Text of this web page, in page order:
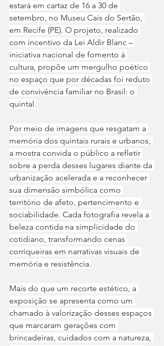
estará em cartaz de 16 a 30 de
setembro, no Museu Cais do Sertão,
em Recife (PE). O projeto, realizado
com incentivo da Lei Aldir Blanc –
iniciativa nacional de fomento à
cultura, propõe um mergulho poético
no espaço que por décadas foi reduto
de convivência familiar no Brasil: o
quintal.
Por meio de imagens que resgatam a
memória dos quintais rurais e urbanos,
a mostra convida o público a refletir
sobre a perda desses lugares diante da
urbanização acelerada e a reconhecer
sua dimensão simbólica como
território de afeto, pertencimento e
sociabilidade. Cada fotografia revela a
beleza contida na simplicidade do
cotidiano, transformando cenas
corriqueiras em narrativas visuais de
memória e resistência.
Mais do que um recorte estético, a
exposição se apresenta como um
chamado à valorização desses espaços
que marcaram gerações com
brincadeiras, cuidados com a natureza,